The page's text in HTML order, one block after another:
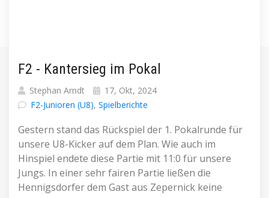
F2 - Kantersieg im Pokal
Stephan Arndt
17, Okt, 2024
F2-Junioren (U8), Spielberichte
Gestern stand das Rückspiel der 1. Pokalrunde für
unsere U8-Kicker auf dem Plan. Wie auch im
Hinspiel endete diese Partie mit 11:0 für unsere
Jungs. In einer sehr fairen Partie ließen die
Hennigsdorfer dem Gast aus Zepernick keine